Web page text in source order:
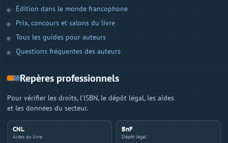
Édition dans le monde francophone
Prix, concours et salons du livre
Tous les guides pour auteurs
Questions fréquentes des auteurs
Repères professionnels
Pour vérifier les droits, l'ISBN, le dépôt légal, les aides
et les données du secteur.
CNL
Aides au livre
BnF
Dépôt légal